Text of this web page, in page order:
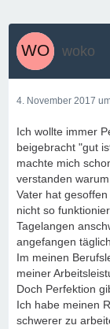
woko
4. November 2017
Ich wollte immer
beigebracht "gut
machte mich
verstanden
Vater hat
nicht so
Tagelangen
angefangen
Im meinen
meiner
Doch Perfektion
Ich habe meinen
schwerer zu